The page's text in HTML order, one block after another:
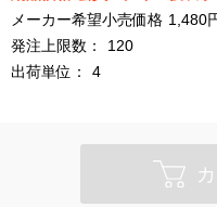
メーカー希望小売価格 1,480
発注上限数：
120
出荷単位：
4